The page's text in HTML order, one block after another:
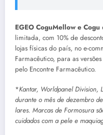
EGEO CoguMellow e Cogu
limitada, com 10% de
lojas físicas do país, no e-
Farmacêutico, para as
pelo Encontre Farmacêutico.
*Kantar, Worldpanel Division,
durante o mês de dezembro
lares. Marcas de Formosura
cuidados com a pele e